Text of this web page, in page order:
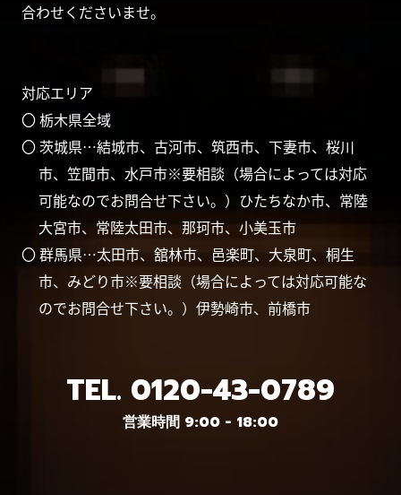
合わせくださいませ。
対応エリア
〇 栃木県全域
〇 茨城県…結城市、古河市、筑西市、下妻市、桜川
市、笠間市、水戸市※要相談（場合によっては対応
可能なのでお問合せ下さい。）ひたちなか市、常陸
大宮市、常陸太田市、那珂市、小美玉市
〇 群馬県…太田市、舘林市、邑楽町、大泉町、桐生
市、みどり市※要相談（場合によっては対応可能な
のでお問合せ下さい。）伊勢崎市、前橋市
TEL. 0120-43-0789
営業時間 9:00 - 18:00